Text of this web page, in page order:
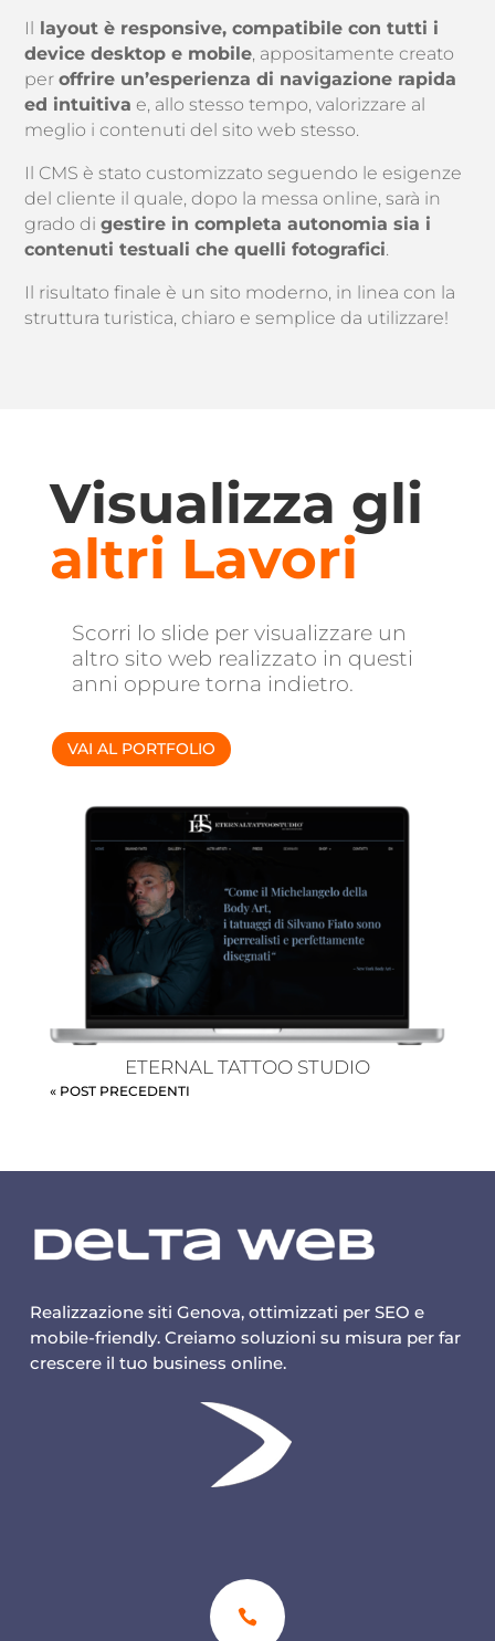
Il layout è responsive, compatibile con tutti i
device desktop e mobile, appositamente creato
per offrire un’esperienza di navigazione rapida
ed intuitiva e, allo stesso tempo, valorizzare al
meglio i contenuti del sito web stesso.
Il CMS è stato customizzato seguendo le esigenze
del cliente il quale, dopo la messa online, sarà in
grado di gestire in completa autonomia sia i
contenuti testuali che quelli fotografici.
Il risultato finale è un sito moderno, in linea con la
struttura turistica, chiaro e semplice da utilizzare!
Visualizza gli
altri Lavori
Scorri lo slide per visualizzare un
altro sito web realizzato in questi
anni oppure torna indietro.
VAI AL PORTFOLIO
ETERNAL TATTOO STUDIO
« POST PRECEDENTI
Realizzazione siti Genova, ottimizzati per SEO e
mobile-friendly. Creiamo soluzioni su misura per far
crescere il tuo business online.
